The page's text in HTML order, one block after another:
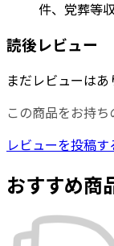
件、党葬等収
読後レビュー
まだレビューはあ
この商品をお持ち
レビューを投稿す
おすすめ商